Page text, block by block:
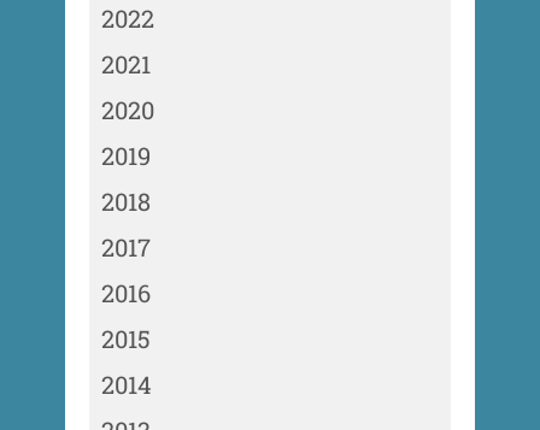
2022
2021
2020
2019
2018
2017
2016
2015
2014